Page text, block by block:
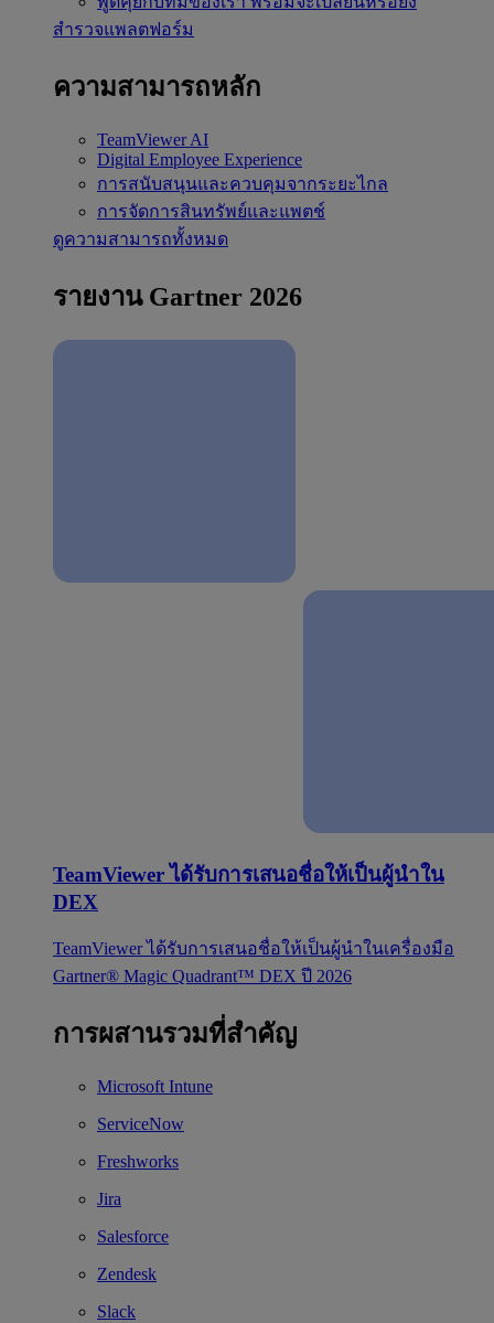
สำรวจแพลตฟอร์ม
ความสามารถหลัก
TeamViewer AI
Digital Employee Experience
การสนับสนุนและควบคุมจากระยะไกล
การจัดการสินทรัพย์และแพตช์
ดูความสามารถทั้งหมด
รายงาน Gartner 2026
TeamViewer ได้รับการเสนอชื่อให้เป็นผู้นำใน
DEX
TeamViewer ได้รับการเสนอชื่อให้เป็นผู้นำในเครื่องมือ
Gartner® Magic Quadrant™ DEX ปี 2026
การผสานรวมที่สำคัญ
Microsoft Intune
ServiceNow
Freshworks
Jira
Salesforce
Zendesk
Slack